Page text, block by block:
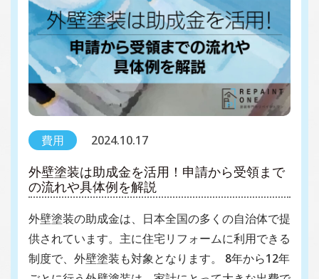
費用 2024.10.17
外壁塗装は助成金を活用！申請から受領まで
の流れや具体例を解説
外壁塗装の助成金は、日本全国の多くの自治体で提
供されています。主に住宅リフォームに利用できる
制度で、外壁塗装も対象となります。 8年から12年